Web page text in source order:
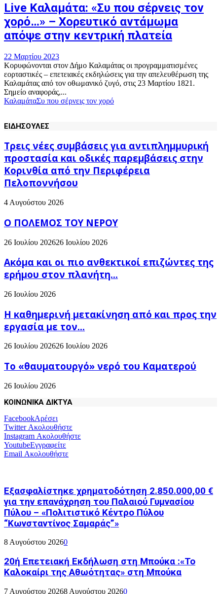
Live Καλαμάτα: «Συ που σέρνεις τον
χορό…» – Χορευτικό αντάμωμα
απόψε στην κεντρική πλατεία
22 Μαρτίου 2023
Κορυφώνονται στον Δήμο Καλαμάτας οι προγραμματισμένες
εορταστικές – επετειακές εκδηλώσεις για την απελευθέρωση της
Καλαμάτας από τον οθωμανικό ζυγό, στις 23 Μαρτίου 1821.
Σημείο αναφοράς,...
ΚαλαμάταΣυ που σέρνεις τον χορό
ΕΙΔΗΣΟΥΛΕΣ
Τρεις νέες συμβάσεις για αντιπλημμυρική
προστασία και οδικές παρεμβάσεις στην
Κορινθία από την Περιφέρεια
Πελοποννήσου
4 Αυγούστου 2026
Ο ΠΟΛΕΜΟΣ ΤΟΥ ΝΕΡΟΥ
26 Ιουλίου 202626 Ιουλίου 2026
Ακόμα και οι πιο ανθεκτικοί επιζώντες της
ερήμου στον πλανήτη...
26 Ιουλίου 2026
H καθημερινή μετακίνηση από και προς την
εργασία με τον...
26 Ιουλίου 202626 Ιουλίου 2026
Το «θαυματουργό» νερό του Καματερού
26 Ιουλίου 2026
ΚΟΙΝΩΝΙΚΑ ΔΙΚΤΥΑ
FacebookΑρέσει
TwitterΑκολουθήστε
Instagram Ακολουθήστε
YoutubeΕγγραφείτε
Email Ακολουθήστε
Εξασφαλίστηκε χρηματοδότηση 2.850.000,00 €
για την επανάχρηση του Παλαιού Γυμνασίου
Πύλου – «Πολιτιστικό Κέντρο Πύλου
“Κωνσταντίνος Σαμαράς”»
8 Αυγούστου 20260
20ή Επετειακή Εκδήλωση στη Μπούκα :«Το
Καλοκαίρι της Αθωότητας» στη Μπούκα
7 Αυγούστου 20268 Αυγούστου 20260